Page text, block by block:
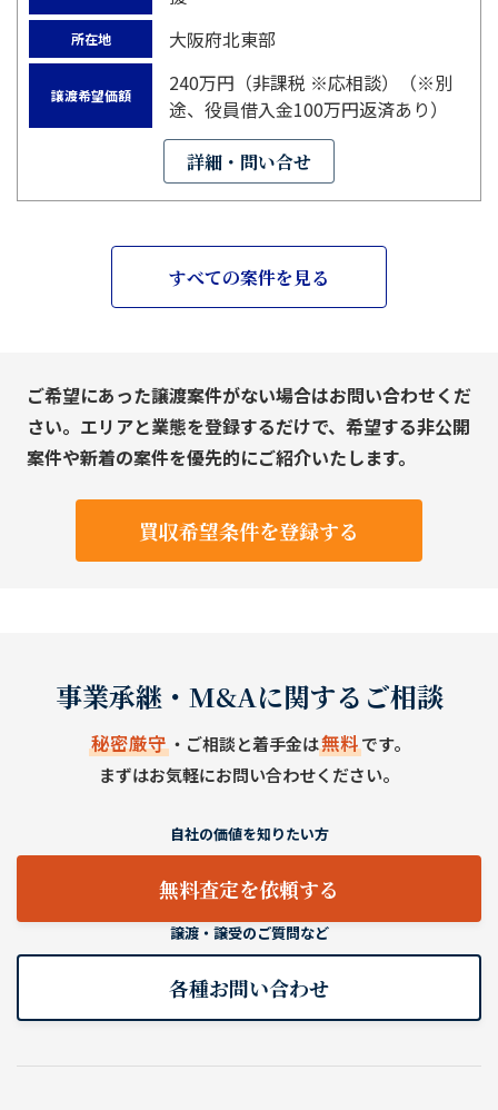
所在地 大阪府北東部
譲渡希望価額
240万円（非課税 ※応相談）（※別
途、役員借入金100万円返済あり）
詳細・問い合せ
すべての案件を見る
ご希望にあった譲渡案件がない場合はお問い合わせくだ
さい。エリアと業態を登録するだけで、希望する非公開
案件や新着の案件を優先的にご紹介いたします。
買収希望条件を登録する
事業承継・M&Aに関するご相談
秘密厳守・ご相談と着手金は無料です。
まずはお気軽にお問い合わせください。
自社の価値を知りたい方
無料査定を依頼する
譲渡・譲受のご質問など
各種お問い合わせ